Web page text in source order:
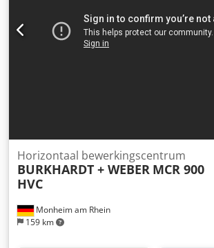
Monheim am Rhein
159 km
Horizontaal bewerkingscentrum
BURKHARDT + WEBER MCR 900
HVC